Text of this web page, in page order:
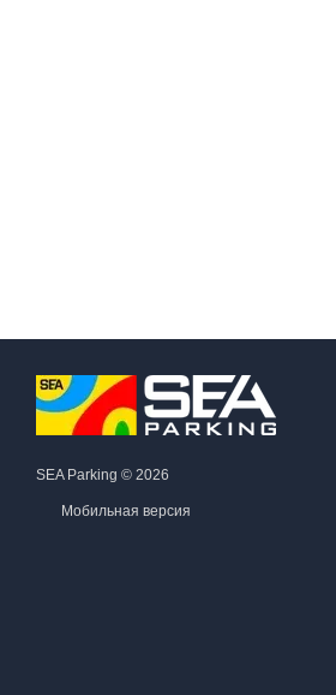
SEA Parking © 2026
Мобильная версия